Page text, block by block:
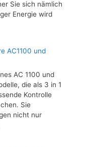
Sie sich nämlich
Energie wird
AC1100 und
AC 1100 und
die als 3 in 1
Kontrolle
Sie
nicht nur